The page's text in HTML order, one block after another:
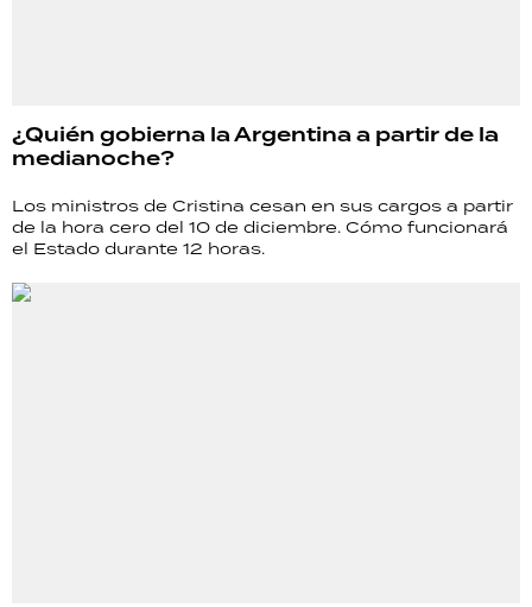
¿Quién gobierna la Argentina a partir de la
medianoche?
Los ministros de Cristina cesan en sus cargos a partir
de la hora cero del 10 de diciembre. Cómo funcionará
el Estado durante 12 horas.